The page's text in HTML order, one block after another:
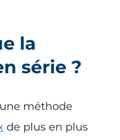
la
série ?
méthode
de plus en plus